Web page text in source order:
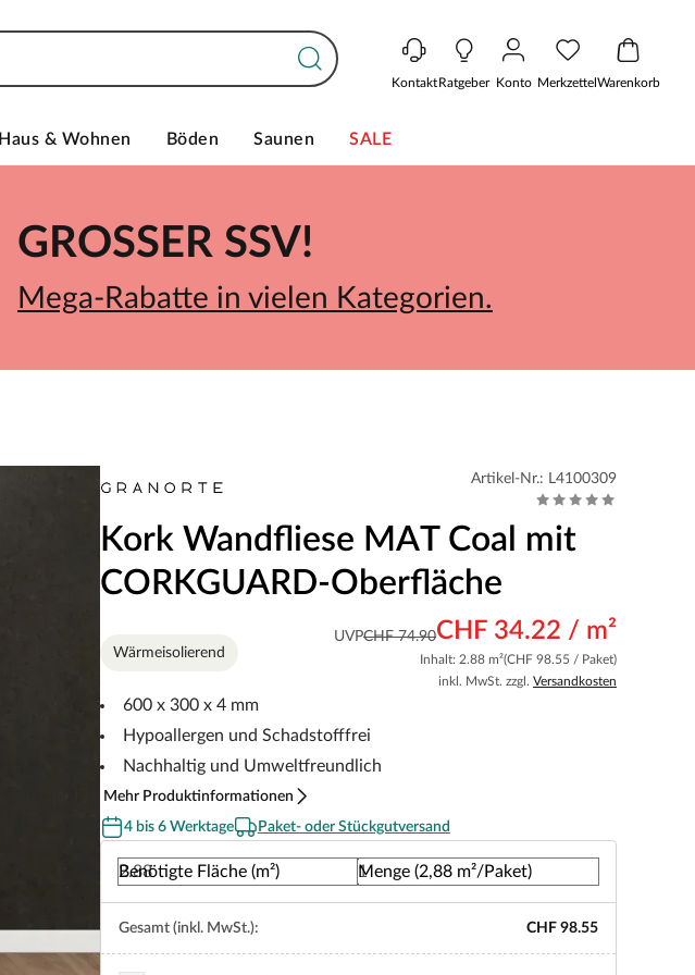
KontaktRatgeber Konto MerkzettelWarenkorb
Haus & Wohnen Böden Saunen SALE
GROSSER SSV!
Mega-Rabatte in vielen Kategorien.
Artikel-Nr.: L4100309
Kork Wandfliese MAT Coal mit
CORKGUARD-Oberfläche
UVPCHF 74.90CHF 34.22 / m²
Inhalt: 2.88 m²(CHF 98.55 / Paket)
inkl. MwSt. zzgl. Versandkosten
Wärmeisolierend
600 x 300 x 4 mm
Hypoallergen und Schadstofffrei
Nachhaltig und Umweltfreundlich
Mehr Produktinformationen
4 bis 6 Werktage
Paket- oder Stückgutversand
Benötigte Fläche (m²) Menge (2,88 m²/Paket)
Gesamt (inkl. MwSt.): CHF 98.55